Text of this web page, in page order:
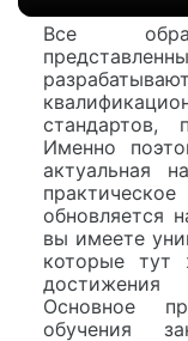
Все
стандартов,
Именно
актуальная
обновляется
вы имеете
которые тут
Основное
обучения